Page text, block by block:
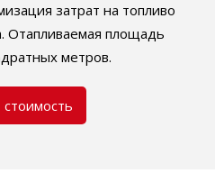
затрат на топливо
Отапливаемая площадь
метров.
стоимость